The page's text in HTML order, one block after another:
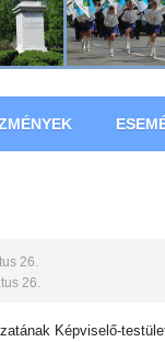
26.
26.
Képviselő-